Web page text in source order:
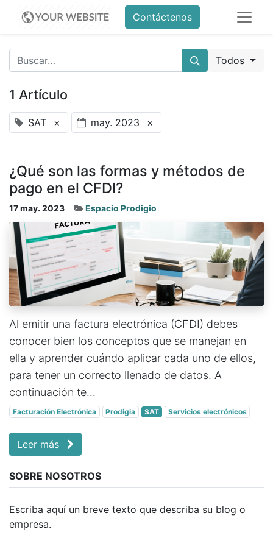
Contáctenos
Todos
1 Artículo
SAT × may. 2023 ×
¿Qué son las formas y métodos de
pago en el CFDI?
17 may. 2023 Espacio Prodigio
Al emitir una factura electrónica (CFDI) debes
conocer bien los conceptos que se manejan en
ella y aprender cuándo aplicar cada uno de ellos,
para tener un correcto llenado de datos. A
continuación te...
Facturación Electrónica Prodigia SAT Servicios electrónicos
Leer más
SOBRE NOSOTROS
Escriba aquí un breve texto que describa su blog o
empresa.